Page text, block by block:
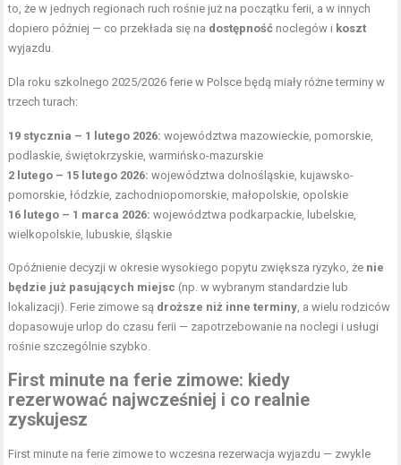
to, że w jednych regionach ruch rośnie już na początku ferii, a w innych
dopiero później — co przekłada się na dostępność noclegów i koszt
wyjazdu.
Dla roku szkolnego 2025/2026 ferie w Polsce będą miały różne terminy w
trzech turach:
19 stycznia – 1 lutego 2026: województwa mazowieckie, pomorskie,
podlaskie, świętokrzyskie, warmińsko-mazurskie
2 lutego – 15 lutego 2026: województwa dolnośląskie, kujawsko-
pomorskie, łódzkie, zachodniopomorskie, małopolskie, opolskie
16 lutego – 1 marca 2026: województwa podkarpackie, lubelskie,
wielkopolskie, lubuskie, śląskie
Opóźnienie decyzji w okresie wysokiego popytu zwiększa ryzyko, że nie
będzie już pasujących miejsc (np. w wybranym standardzie lub
lokalizacji). Ferie zimowe są droższe niż inne terminy , a wielu rodziców
dopasowuje urlop do czasu ferii — zapotrzebowanie na noclegi i usługi
rośnie szczególnie szybko.
First minute na ferie zimowe: kiedy
rezerwować najwcześniej i co realnie
zyskujesz
First minute na ferie zimowe to wczesna rezerwacja wyjazdu — zwykle